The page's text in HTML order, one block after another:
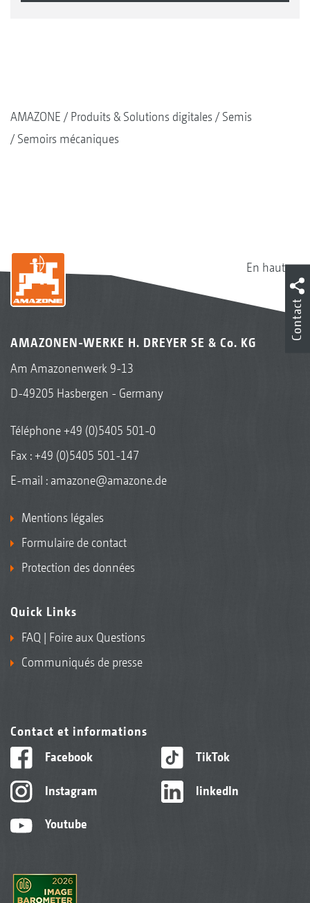
AMAZONE Produits & Solutions digitales
Semis
Semoirs mécaniques
En haut
AMAZONEN-WERKE H. DREYER SE & Co. KG
Am Amazonenwerk 9-13
D-49205 Hasbergen - Germany
Téléphone+49 (0)5405 501-0
Fax : +49 (0)5405 501-147
E-mail : amazone@amazone.de
Mentions légales
Formulaire de contact
Protection des données
Quick Links
FAQ | Foire aux Questions
Communiqués de presse
Contact et informations
Facebook
Instagram
Youtube
TikTok
linkedIn
Contact